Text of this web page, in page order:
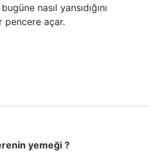
nasıl yansıdığını
pencere açar.
yemeği ?